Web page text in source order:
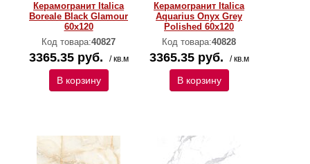
Керамогранит Italica
Boreale Black Glamour
60х120
Код товара:40827
3365.35 руб. / кв.м
В корзину
Керамогранит Italica
Aquarius Onyx Grey
Polished 60х120
Код товара:40828
3365.35 руб. / кв.м
В корзину